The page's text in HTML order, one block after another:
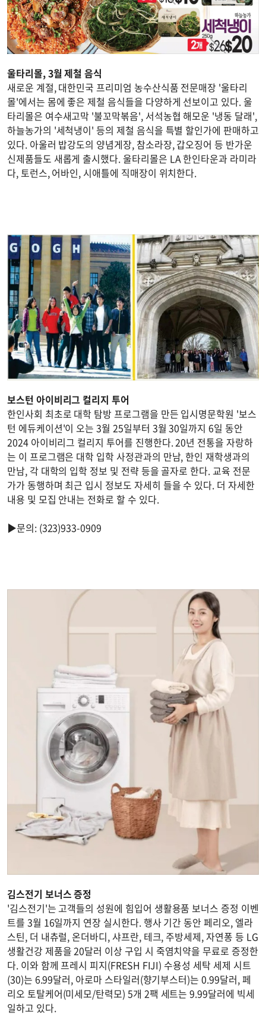
울타리몰, 3월 제철 음식
새로운 계절, 대한민국 프리미엄 농수산식품 전문매장 '울타리
몰'에서는 몸에 좋은 제철 음식들을 다양하게 선보이고 있다. 울
타리몰은 여수새고막 '불꼬막볶음', 서석농협 해모운 '냉동 달래',
하늘농가의 '세척냉이' 등의 제철 음식을 특별 할인가에 판매하고
있다. 아울러 밥강도의 양념게장, 참소라장, 갑오징어 등 반가운
신제품들도 새롭게 출시했다. 울타리몰은 LA 한인타운과 라미라
다, 토런스, 어바인, 시애틀에 직매장이 위치한다.
보스턴 아이비리그 컬리지 투어
한인사회 최초로 대학 탐방 프로그램을 만든 입시명문학원 '보스
턴 에듀케이션'이 오는 3월 25일부터 3월 30일까지 6일 동안
2024 아이비리그 컬리지 투어를 진행한다. 20년 전통을 자랑하
는 이 프로그램은 대학 입학 사정관과의 만남, 한인 재학생과의
만남, 각 대학의 입학 정보 및 전략 등을 골자로 한다. 교육 전문
가가 동행하며 최근 입시 정보도 자세히 들을 수 있다. 더 자세한
내용 및 모집 안내는 전화로 할 수 있다.
▶문의: (323)933-0909
김스전기 보너스 증정
'김스전기'는 고객들의 성원에 힘입어 생활용품 보너스 증정 이벤
트를 3월 16일까지 연장 실시한다. 행사 기간 동안 페리오, 엘라
스틴, 더 내츄럴, 온더바디, 샤프란, 테크, 주방세제, 자연퐁 등 LG
생활건강 제품을 20달러 이상 구입 시 죽염치약을 무료로 증정한
다. 이와 함께 프레시 피지(FRESH FIJI) 수용성 세탁 세제 시트
(30)는 6.99달러, 아로마 스타일러(향기부스터)는 0.99달러, 페
리오 토탈케어(미세모/탄력모) 5개 2팩 세트는 9.99달러에 빅세
일하고 있다.